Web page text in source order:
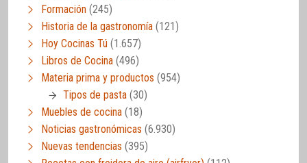
Formación (245)
Historia de la gastronomía (121)
Hoy Cocinas Tú (1.657)
Libros de Cocina (496)
Materia prima y productos (954)
Tipos de pasta (30)
Muebles de cocina (18)
Noticias gastronómicas (6.930)
Nuevas tendencias (395)